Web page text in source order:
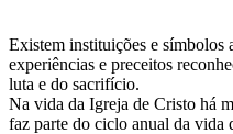
Existem instituições e símbolos
experiências e preceitos
luta e do sacrifício.
Na vida da Igreja de Cristo há
faz parte do ciclo anual da vida